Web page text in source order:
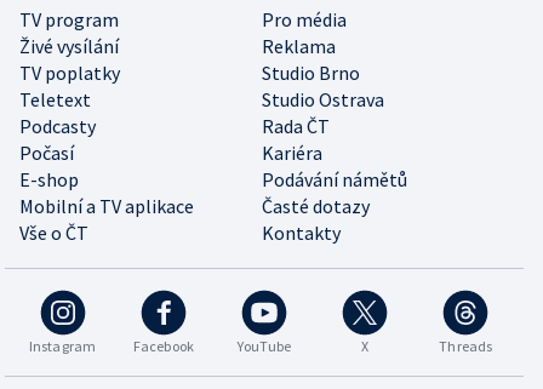
TV program
Pro média
Živé vysílání
Reklama
TV poplatky
Studio Brno
Teletext
Studio Ostrava
Podcasty
Rada ČT
Počasí
Kariéra
E-shop
Podávání námětů
Mobilní a TV aplikace
Časté dotazy
Vše o ČT
Kontakty
Instagram Facebook YouTube X Threads